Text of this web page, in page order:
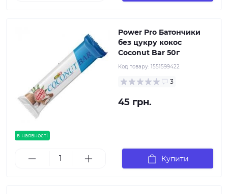
в наявності
Power Pro Батончики
без цукру кокос
Coconut Bar 50г
Код товару: 1551599422
3
45 грн.
Купити